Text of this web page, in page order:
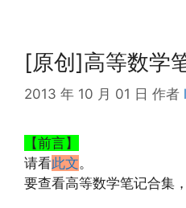
[原创]高等数学
2013 年 10 月 01 日 作者
【前言】
请看此文。
要查看高等数学笔记合集